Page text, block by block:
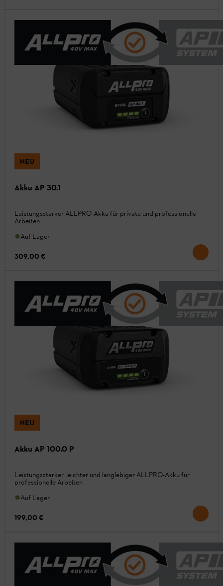
NEU
Akku AP 30.1
Leistungsstarker ALLPRO-Akku für private und professionelle
Arbeiten
Auf Lager
309,00 €
NEU
Akku AP 100.0 P
Leistungsstarker, leichter und langlebiger ALLPRO-Akku für
professionelle Arbeiten
Auf Lager
199,00 €